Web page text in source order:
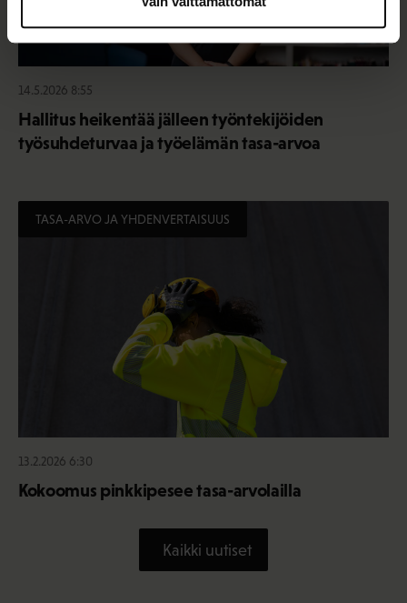
14.5.2026 8:55
Hallitus heikentää jälleen työntekijöiden
työsuhdeturvaa ja työelämän tasa-arvoa
TASA-ARVO JA YHDENVERTAISUUS
13.2.2026 6:30
Kokoomus pinkkipesee tasa-arvolailla
Kaikki uutiset